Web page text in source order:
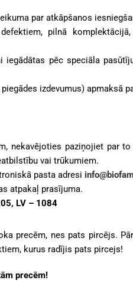
par atkāpšanos
pilnā
iegādātas pēc speciāla
izdevumus) apmaksā
nekavējoties paziņojiet par
vai trūkumiem.
pasta adresi
atpakaļ prasījuma.
LV – 1084
precēm, nes pats pircējs.
kurus radījis pats pircejs!
precēm!